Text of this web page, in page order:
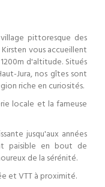
pittoresque des
vous accueillent
d'altitude. Situés
Jura, nos gîtes sont
riche en curiosités.
locale et la fameuse
jusqu'aux années
paisible en bout de
de la sérénité.
et VTT à proximité.